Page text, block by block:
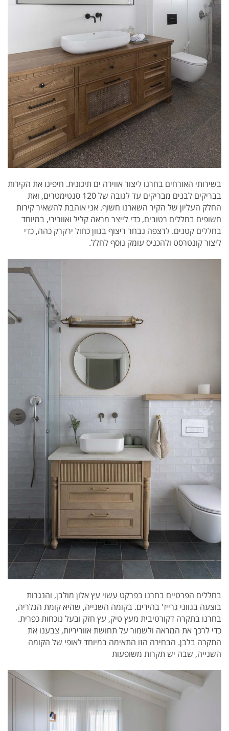
בשירותי האורחים בחרנו ליצור אווירה ים תיכונית. חיפינו את הקירות
בבריקים לבנים מבריקים עד לגובה של 120 סנטימטרים, ואת
החלק העליון של הקיר השארנו חשוף. אני אוהבת להשאיר קירות
חשופים בחללים רטובים, כדי לייצר מראה קליל ואוורירי, במיוחד
בחללים קטנים. לרצפה נבחר ריצוף בגוון כחול ירקרק כהה, כדי
ליצור קונטרסט ולהכניס עומק נוסף לחלל.
בחללים הפרטיים בחרנו בפרקט עשוי עץ אלון מולבן, והנגרות
בוצעה בגווני גרייז' בהירים. בקומה השנייה, שהיא קומת הגלריה,
בחרנו בתקרה דקורטיבית מעץ טיק, עץ חזק ובעל נוכחות כפרית.
כדי לרכך את המראה ולשמור על תחושת אווריריות, צבענו את
התקרה בלבן. הבחירה הזו התאימה במיוחד לאופי של הקומה
השנייה, שבה יש תקרות משופעות